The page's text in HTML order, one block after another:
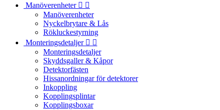
Manöverenheter  
Manöverenheter
Nyckelbrytare & Lås
Rökluckestyrning
Monteringsdetaljer  
Monteringsdetaljer
Skyddsgaller & Kåpor
Detektorfästen
Hissanordningar för detektorer
Inkoppling
Kopplingsplintar
Kopplingsboxar